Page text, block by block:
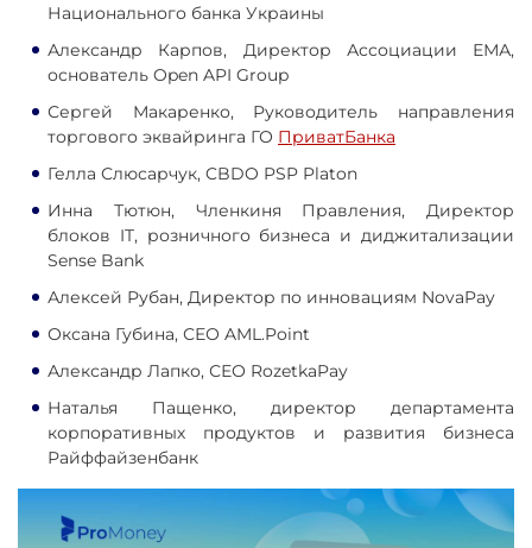
Национального банка Украины
Александр Карпов, Директор Ассоциации ЕМА,
основатель Open API Group
Сергей Макаренко, Руководитель направления
торгового эквайринга ГО ПриватБанка
Гелла Слюсарчук, CBDO PSP Platon
Инна Тютюн, Членкиня Правления, Директор
блоков IT, розничного бизнеса и диджитализации
Sense Bank
Алексей Рубан, Директор по инновациям NovaPay
Оксана Губина, СЕО AML.Point
Александр Лапко, СЕО RozetkaPay
Наталья Пащенко, директор департамента
корпоративных продуктов и развития бизнеса
Райффайзенбанк